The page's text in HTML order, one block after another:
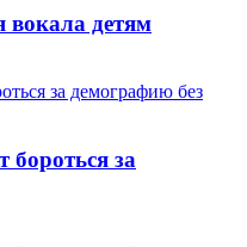
вокала детям
за